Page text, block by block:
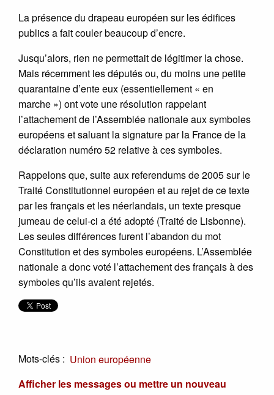
La présence du drapeau européen sur les édifices
publics a fait couler beaucoup d’encre.
Jusqu’alors, rien ne permettait de légitimer la chose.
Mais récemment les députés ou, du moins une petite
quarantaine d’ente eux (essentiellement « en
marche ») ont vote une résolution rappelant
l’attachement de l’Assemblée nationale aux symboles
européens et saluant la signature par la France de la
déclaration numéro 52 relative à ces symboles.
Rappelons que, suite aux referendums de 2005 sur le
Traité Constitutionnel européen et au rejet de ce texte
par les français et les néerlandais, un texte presque
jumeau de celui-ci a été adopté (Traité de Lisbonne).
Les seules différences furent l’abandon du mot
Constitution et des symboles européens. L’Assemblée
nationale a donc voté l’attachement des français à des
symboles qu’ils avaient rejetés.
Mots-clés : Union européenne
Afficher les messages ou mettre un nouveau